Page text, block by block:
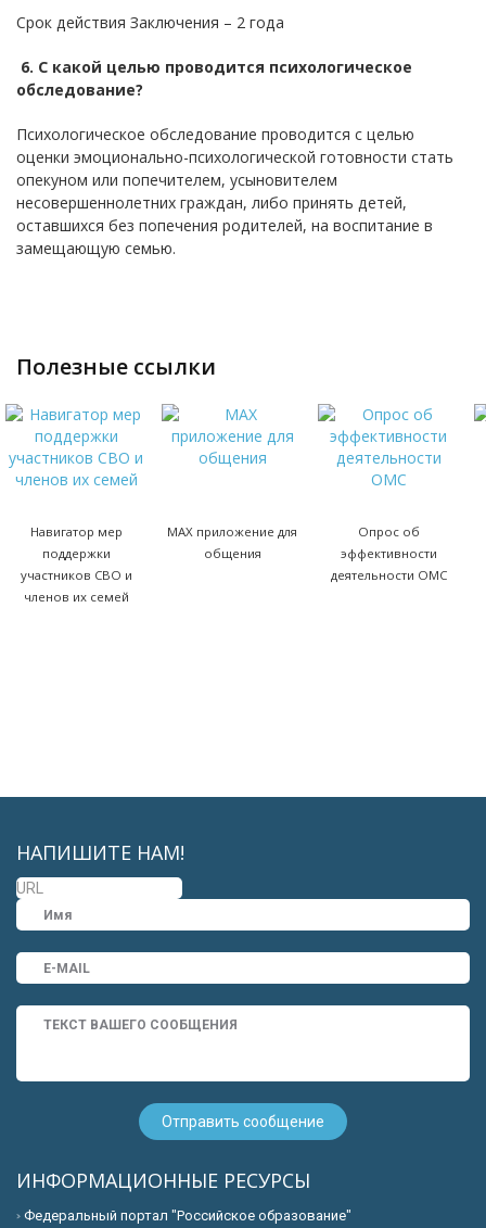
Срок действия Заключения – 2 года
6. С какой целью проводится психологическое
обследование?
Психологическое обследование проводится с целью
оценки эмоционально-психологической готовности стать
опекуном или попечителем, усыновителем
несовершеннолетних граждан, либо принять детей,
оставшихся без попечения родителей, на воспитание в
замещающую семью.
полезные ссылки
Навигатор мер
поддержки
участников СВО и
членов их семей
MAX приложение для
общения
Опрос об
эффективности
деятельности ОМС
НАПИШИТЕ НАМ!
ИНФОРМАЦИОННЫЕ РЕСУРСЫ
Федеральный портал "Российское образование"